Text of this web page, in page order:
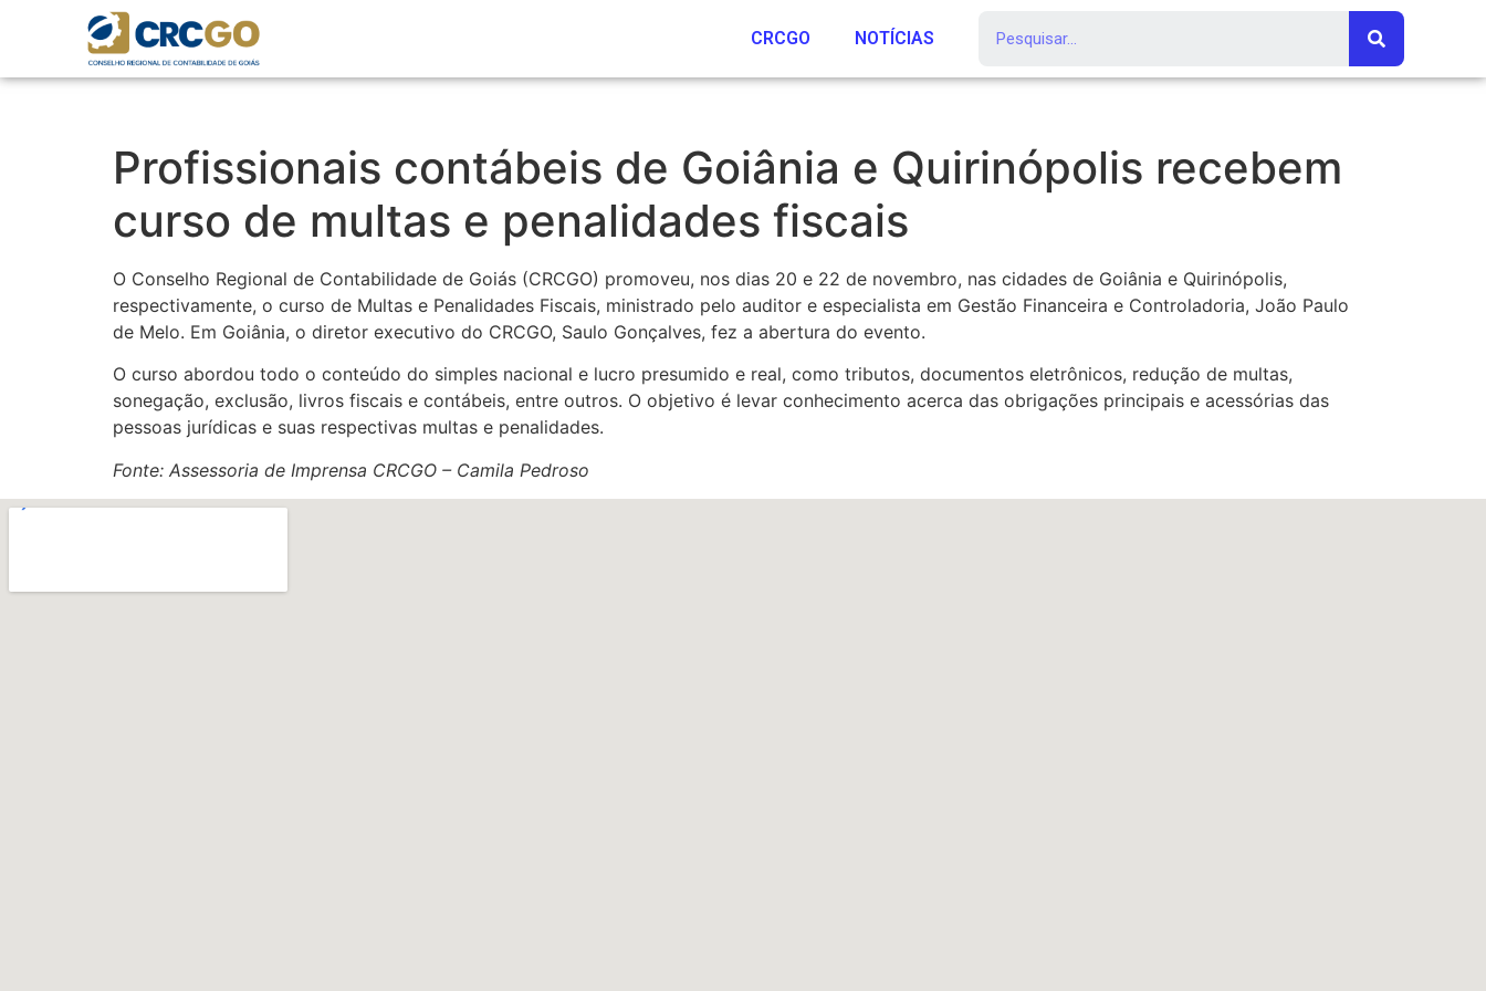
CRCGO NOTÍCIAS
Profissionais contábeis de Goiânia e Quirinópolis recebem
curso de multas e penalidades fiscais
O Conselho Regional de Contabilidade de Goiás (CRCGO) promoveu, nos dias 20 e 22 de novembro, nas cidades de Goiânia e Quirinópolis,
respectivamente, o curso de Multas e Penalidades Fiscais, ministrado pelo auditor e especialista em Gestão Financeira e Controladoria, João Paulo
de Melo. Em Goiânia, o diretor executivo do CRCGO, Saulo Gonçalves, fez a abertura do evento.
O curso abordou todo o conteúdo do simples nacional e lucro presumido e real, como tributos, documentos eletrônicos, redução de multas,
sonegação, exclusão, livros fiscais e contábeis, entre outros. O objetivo é levar conhecimento acerca das obrigações principais e acessórias das
pessoas jurídicas e suas respectivas multas e penalidades.
Fonte: Assessoria de Imprensa CRCGO – Camila Pedroso